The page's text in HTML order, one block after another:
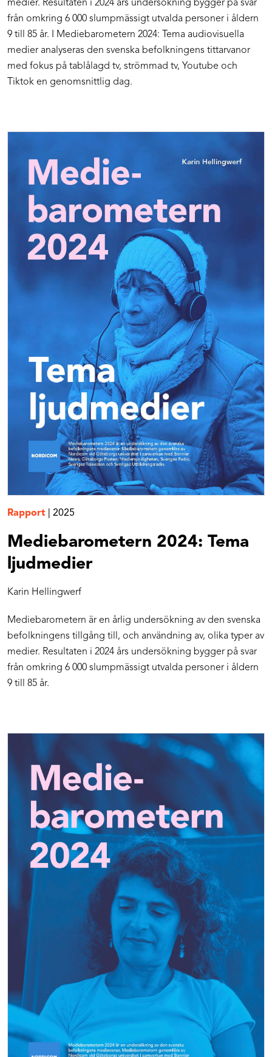
medier. Resultaten i 2024 års undersökning bygger på svar
från omkring 6 000 slumpmässigt utvalda personer i åldern
9 till 85 år. I Mediebarometern 2024: Tema audiovisuella
medier analyseras den svenska befolkningens tittarvanor
med fokus på tablålagd tv, strömmad tv, Youtube och
Tiktok en genomsnittlig dag.
Rapport 2025
Mediebarometern 2024: Tema
ljudmedier
Karin Hellingwerf
Mediebarometern är en årlig undersökning av den svenska
befolkningens tillgång till, och användning av, olika typer av
medier. Resultaten i 2024 års undersökning bygger på svar
från omkring 6 000 slumpmässigt utvalda personer i åldern
9 till 85 år.